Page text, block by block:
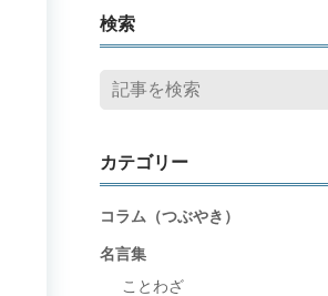
検索
カテゴリー
コラム（つぶやき）
名言集
ことわざ